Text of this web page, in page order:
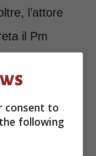
l’attore
il Pm
pubblicate
consent to
following